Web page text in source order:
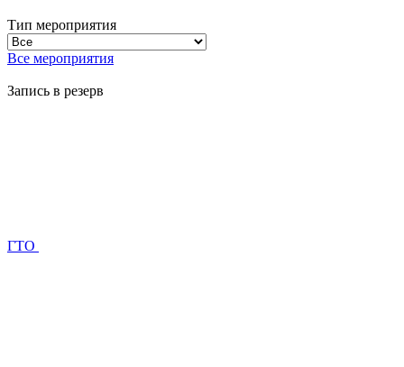
Тип мероприятия
Все мероприятия
Запись в резерв
ГТО